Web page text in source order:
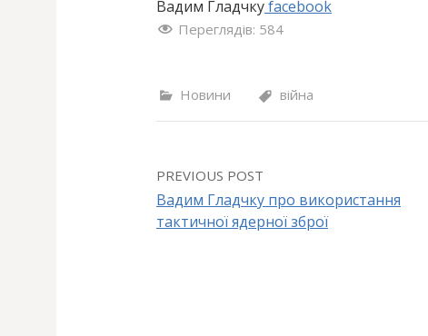
Вадим Гладчкуfacebook
Переглядів: 584
Новини війна
PREVIOUS POST
Вадим Гладчку про використання
тактичної ядерної зброї